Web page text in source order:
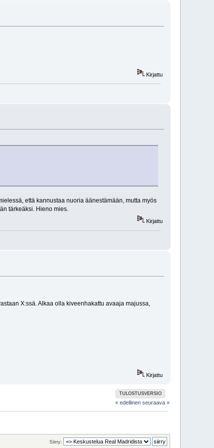
Kirjattu
että kannustaa nuoria äänestämään, mutta myös
tärkeäksi. Hieno mies.
Kirjattu
X:ssä. Alkaa olla kiveenhakattu avaaja majussa,
Kirjattu
TULOSTUSVERSIO
« edellinen seuraava »
Siirry: